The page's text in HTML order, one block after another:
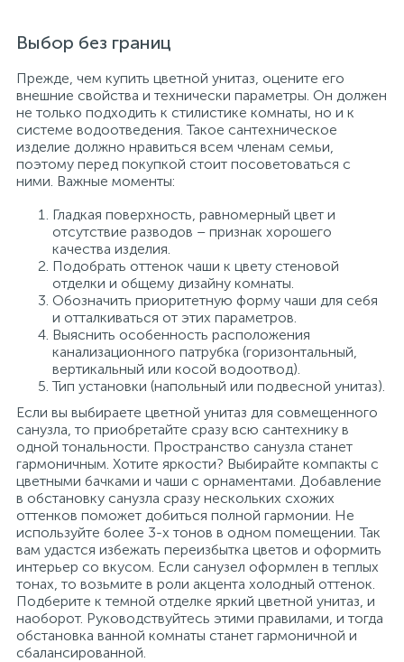
Выбор без границ
Прежде, чем купить цветной унитаз, оцените его
внешние свойства и технически параметры. Он должен
не только подходить к стилистике комнаты, но и к
системе водоотведения. Такое сантехническое
изделие должно нравиться всем членам семьи,
поэтому перед покупкой стоит посоветоваться с
ними. Важные моменты:
Гладкая поверхность, равномерный цвет и
отсутствие разводов – признак хорошего
качества изделия.
Подобрать оттенок чаши к цвету стеновой
отделки и общему дизайну комнаты.
Обозначить приоритетную форму чаши для себя
и отталкиваться от этих параметров.
Выяснить особенность расположения
канализационного патрубка (горизонтальный,
вертикальный или косой водоотвод).
Тип установки (напольный или подвесной унитаз).
Если вы выбираете цветной унитаз для совмещенного
санузла, то приобретайте сразу всю сантехнику в
одной тональности. Пространство санузла станет
гармоничным. Хотите яркости? Выбирайте компакты с
цветными бачками и чаши с орнаментами. Добавление
в обстановку санузла сразу нескольких схожих
оттенков поможет добиться полной гармонии. Не
используйте более 3-х тонов в одном помещении. Так
вам удастся избежать переизбытка цветов и оформить
интерьер со вкусом. Если санузел оформлен в теплых
тонах, то возьмите в роли акцента холодный оттенок.
Подберите к темной отделке яркий цветной унитаз, и
наоборот. Руководствуйтесь этими правилами, и тогда
обстановка ванной комнаты станет гармоничной и
сбалансированной.